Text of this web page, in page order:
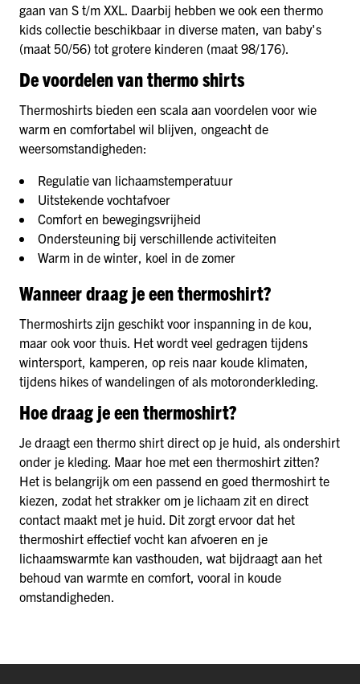
gaan van S t/m XXL. Daarbij hebben we ook een thermo
kids collectie beschikbaar in diverse maten, van baby's
(maat 50/56) tot grotere kinderen (maat 98/176).
De voordelen van thermo shirts
Thermoshirts bieden een scala aan voordelen voor wie
warm en comfortabel wil blijven, ongeacht de
weersomstandigheden:
Regulatie van lichaamstemperatuur
Uitstekende vochtafvoer
Comfort en bewegingsvrijheid
Ondersteuning bij verschillende activiteiten
Warm in de winter, koel in de zomer
Wanneer draag je een thermoshirt?
Thermoshirts zijn geschikt voor inspanning in de kou,
maar ook voor thuis. Het wordt veel gedragen tijdens
wintersport, kamperen, op reis naar koude klimaten,
tijdens hikes of wandelingen of als motoronderkleding.
Hoe draag je een thermoshirt?
Je draagt een thermo shirt direct op je huid, als ondershirt
onder je kleding. Maar hoe met een thermoshirt zitten?
Het is belangrijk om een passend en goed thermoshirt te
kiezen, zodat het strakker om je lichaam zit en direct
contact maakt met je huid. Dit zorgt ervoor dat het
thermoshirt effectief vocht kan afvoeren en je
lichaamswarmte kan vasthouden, wat bijdraagt aan het
behoud van warmte en comfort, vooral in koude
omstandigheden.